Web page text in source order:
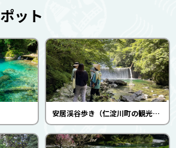
ット
安居渓谷歩き（仁淀川町の観光を考える会）